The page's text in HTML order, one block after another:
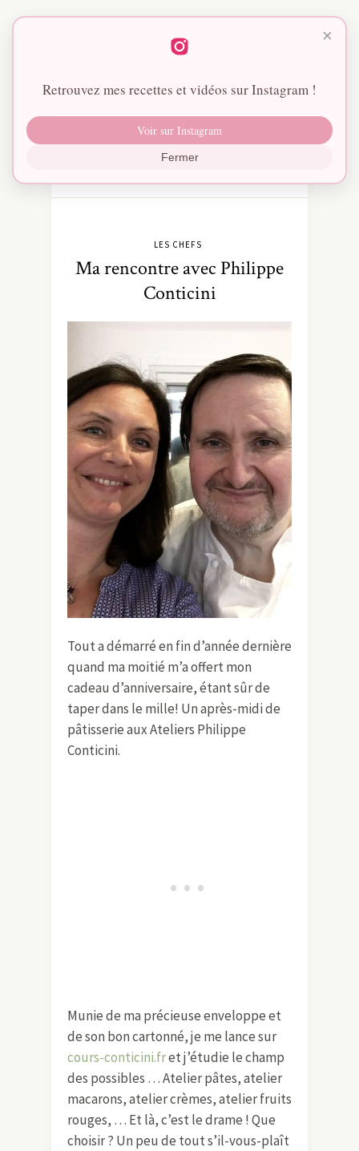
LES CHEFS
Ma rencontre avec Philippe
Conticini
Tout a démarré en fin d’année dernière
quand ma moitié m’a offert mon
cadeau d’anniversaire, étant sûr de
taper dans le mille! Un après-midi de
pâtisserie aux Ateliers Philippe
Conticini.
Munie de ma précieuse enveloppe et
de son bon cartonné, je me lance sur
cours-conticini.fret j’étudie le champ
des possibles … Atelier pâtes, atelier
macarons, atelier crèmes, atelier fruits
rouges, … Et là, c’est le drame ! Que
choisir ? Un peu de tout s’il-vous-plaît
×
Retrouvez mes recettes et vidéos sur Instagram !
Voir sur Instagram
Fermer